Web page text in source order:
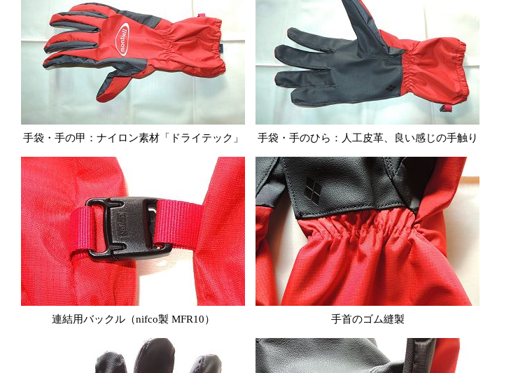
手袋・手の甲：ナイロン素材「ドライテック」 手袋・手のひら：人工皮革、良い感じの手触り
連結用バックル（nifco製 MFR10） 手首のゴム縫製